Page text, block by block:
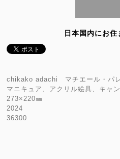
日本国内にお
chikako adachi マチエール・パ
マニキュア、アクリル絵具、キャ
273×220㎜
2024
36300